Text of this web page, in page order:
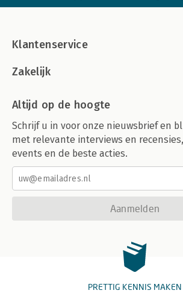
Klantenservice
Zakelijk
Altijd op de hoogte
Schrijf u in voor onze nieuwsbrief en
met relevante interviews en
events en de beste acties.
Aanmelden
PRETTIG KENNIS MAKEN